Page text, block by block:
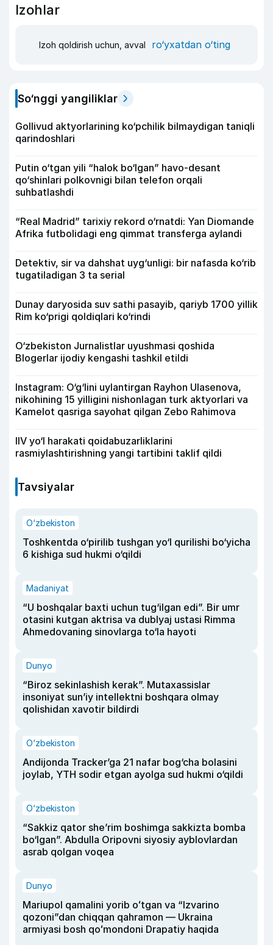
Izohlar
Izoh qoldirish uchun, avval ro‘yxatdan o‘ting
So‘nggi yangiliklar
Gollivud aktyorlarining ko‘pchilik bilmaydigan taniqli
qarindoshlari
Putin o‘tgan yili “halok bo‘lgan” havo-desant
qo‘shinlari polkovnigi bilan telefon orqali
suhbatlashdi
“Real Madrid” tarixiy rekord o‘rnatdi: Yan Diomande
Afrika futbolidagi eng qimmat transferga aylandi
Detektiv, sir va dahshat uyg‘unligi: bir nafasda ko‘rib
tugatiladigan 3 ta serial
Dunay daryosida suv sathi pasayib, qariyb 1700 yillik
Rim ko‘prigi qoldiqlari ko‘rindi
O‘zbekiston Jurnalistlar uyushmasi qoshida
Blogerlar ijodiy kengashi tashkil etildi
Instagram: O‘g‘lini uylantirgan Rayhon Ulasenova,
nikohining 15 yilligini nishonlagan turk aktyorlari va
Kamelot qasriga sayohat qilgan Zebo Rahimova
IIV yo‘l harakati qoidabuzarliklarini
rasmiylashtirishning yangi tartibini taklif qildi
Tavsiyalar
O‘zbekiston
Toshkentda o‘pirilib tushgan yo‘l qurilishi bo‘yicha
6 kishiga sud hukmi o‘qildi
Madaniyat
“U boshqalar baxti uchun tug‘ilgan edi”. Bir umr
otasini kutgan aktrisa va dublyaj ustasi Rimma
Ahmedovaning sinovlarga to‘la hayoti
Dunyo
“Biroz sekinlashish kerak”. Mutaxassislar
insoniyat sun’iy intellektni boshqara olmay
qolishidan xavotir bildirdi
O‘zbekiston
Andijonda Tracker’ga 21 nafar bog‘cha bolasini
joylab, YTH sodir etgan ayolga sud hukmi o‘qildi
O‘zbekiston
“Sakkiz qator she’rim boshimga sakkizta bomba
bo‘lgan”. Abdulla Oripovni siyosiy ayblovlardan
asrab qolgan voqea
Dunyo
Mariupol qamalini yorib oʻtgan va “Izvarino
qozoni”dan chiqqan qahramon — Ukraina
armiyasi bosh qoʻmondoni Drapatiy haqida